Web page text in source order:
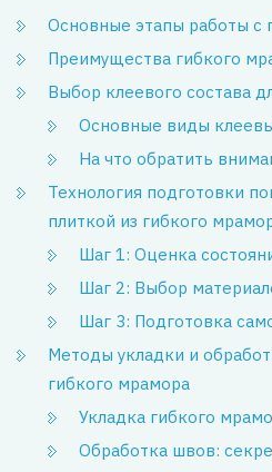
Основные этапы работы с
Преимущества гибкого
Выбор клеевого состава
Основные виды
На что обратить
Технология подготовки
плиткой из гибкого
Шаг 1: Оценка
Шаг 2: Выбор
Шаг 3: Подготовка
Методы укладки и
гибкого мрамора
Укладка гибкого
Обработка швов: